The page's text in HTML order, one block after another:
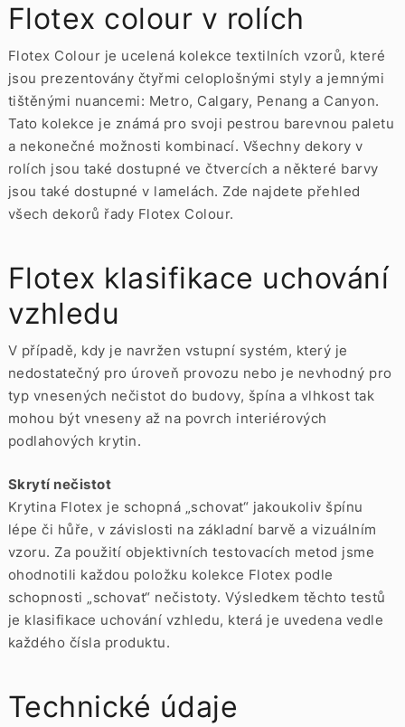
Flotex colour v rolích
Flotex Colour je ucelená kolekce textilních vzorů, které
jsou prezentovány čtyřmi celoplošnými styly a jemnými
tištěnými nuancemi: Metro, Calgary, Penang a Canyon.
Tato kolekce je známá pro svoji pestrou barevnou paletu
a nekonečné možnosti kombinací. Všechny dekory v
rolích jsou také dostupné ve čtvercích a některé barvy
jsou také dostupné v lamelách. Zde najdete přehled
všech dekorů řady Flotex Colour.
Flotex klasifikace uchování
vzhledu
V případě, kdy je navržen vstupní systém, který je
nedostatečný pro úroveň provozu nebo je nevhodný pro
typ vnesených nečistot do budovy, špína a vlhkost tak
mohou být vneseny až na povrch interiérových
podlahových krytin.
Skrytí nečistot
Krytina Flotex je schopná „schovat“ jakoukoliv špínu
lépe či hůře, v závislosti na základní barvě a vizuálním
vzoru. Za použití objektivních testovacích metod jsme
ohodnotili každou položku kolekce Flotex podle
schopnosti „schovat“ nečistoty. Výsledkem těchto testů
je klasifikace uchování vzhledu, která je uvedena vedle
každého čísla produktu.
Technické údaje